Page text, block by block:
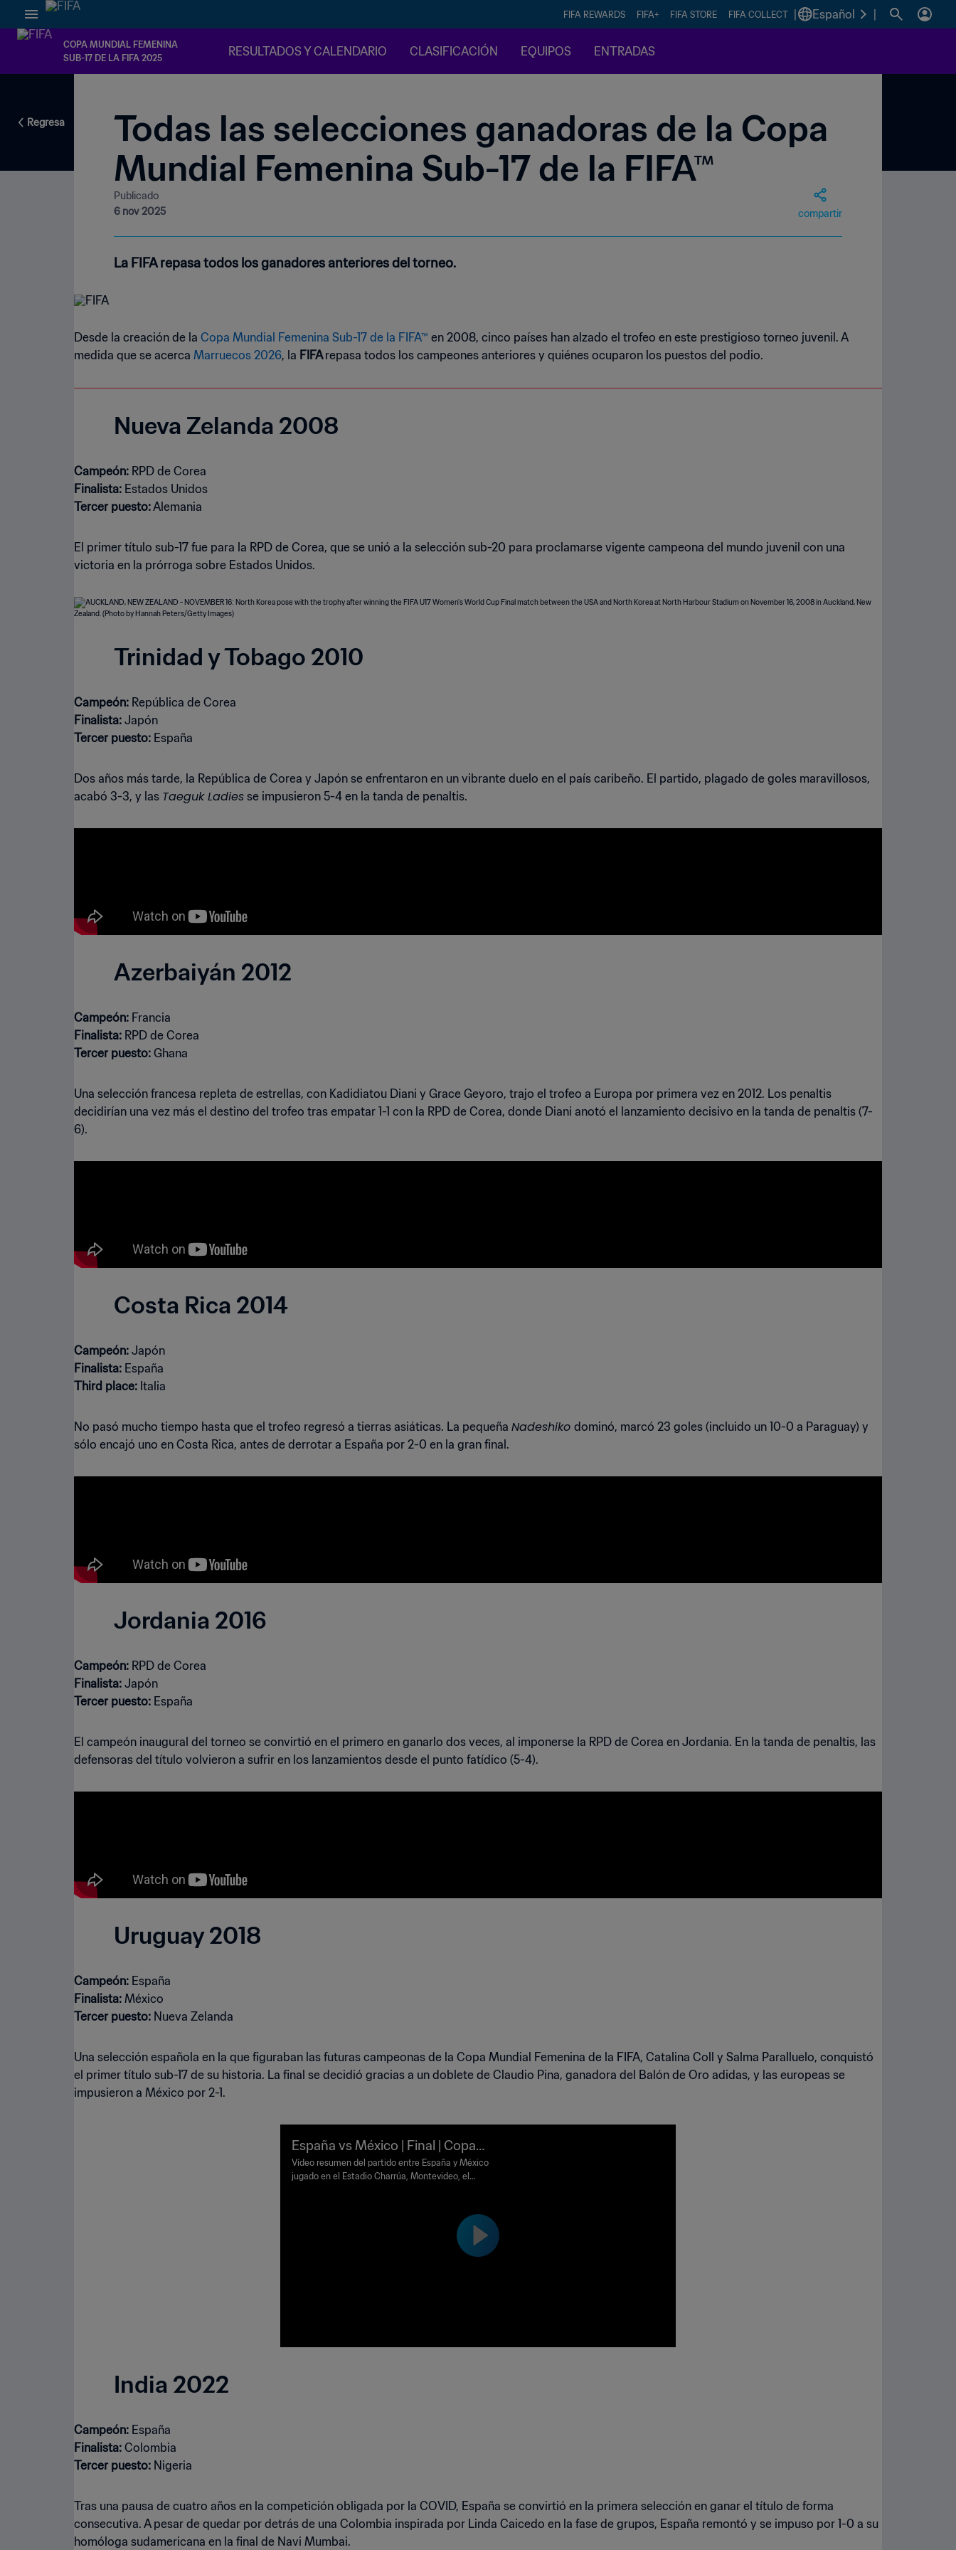
FIFA REWARDS FIFA+ FIFA STORE FIFA COLLECT Español
COPA MUNDIAL FEMENINA
SUB-17 DE LA FIFA 2025
RESULTADOS Y CALENDARIO CLASIFICACIÓN EQUIPOS ENTRADAS
Regresa
Todas las selecciones ganadoras de la Copa
Mundial Femenina Sub-17 de la FIFA™
Publicado
6 nov 2025
compartir
La FIFA repasa todos los ganadores anteriores del torneo.
Desde la creación de la Copa Mundial Femenina Sub-17 de la FIFA™ en 2008, cinco países han alzado el trofeo en este prestigioso torneo juvenil. A
medida que se acerca Marruecos 2026, la FIFArepasa todos los campeones anteriores y quiénes ocuparon los puestos del podio.
Nueva Zelanda 2008
Campeón:
Finalista:
Tercer puesto:Alemania
El primer título sub-17 fue para la RPD de Corea, que se unió a la selección sub-20 para proclamarse vigente campeona del mundo juvenil con una
victoria en la prórroga sobre Estados Unidos.
Trinidad y Tobago 2010
Campeón:
Finalista:
Tercer puesto: España
Dos años más tarde, la República de Corea y Japón se enfrentaron en un vibrante duelo en el país caribeño. El partido, plagado de goles maravillosos,
acabó 3-3, y las Taeguk Ladies se impusieron 5-4 en la tanda de penaltis.
Azerbaiyán 2012
Campeón:
Finalista:
Tercer puesto: Ghana
Una selección francesa repleta de estrellas, con Kadidiatou Diani y Grace Geyoro, trajo el trofeo a Europa por primera vez en 2012. Los penaltis
decidirían una vez más el destino del trofeo tras empatar 1-1 con la RPD de Corea, donde Diani anotó el lanzamiento decisivo en la tanda de penaltis (7-
6).
Costa Rica 2014
Campeón:
Finalista:
Third place: Italia
No pasó mucho tiempo hasta que el trofeo regresó a tierras asiáticas. La pequeña Nadeshiko dominó, marcó 23 goles (incluido un 10-0 a Paraguay) y
sólo encajó uno en Costa Rica, antes de derrotar a España por 2-0 en la gran final.
Jordania 2016
Campeón:
Finalista:
Tercer puesto: España
El campeón inaugural del torneo se convirtió en el primero en ganarlo dos veces, al imponerse la RPD de Corea en Jordania. En la tanda de penaltis, las
defensoras del título volvieron a sufrir en los lanzamientos desde el punto fatídico (5-4).
Uruguay 2018
Campeón:
Finalista:
Tercer puesto: Nueva Zelanda
Una selección española en la que figuraban las futuras campeonas de la Copa Mundial Femenina de la FIFA, Catalina Coll y Salma Paralluelo, conquistó
el primer título sub-17 de su historia. La final se decidió gracias a un doblete de Claudio Pina, ganadora del Balón de Oro adidas, y las europeas se
impusieron a México por 2-1.
España vs México | Final | Copa
Mundial Femenina Sub-17 de la FI
FA Uruguay 2018™ | Highlights
Vídeo resumen del partido entre España y México
jugado en el Estadio Charrúa, Montevideo, el
India 2022
Campeón:
Finalista:
Tercer puesto: Nigeria
Tras una pausa de cuatro años en la competición obligada por la COVID, España se convirtió en la primera selección en ganar el título de forma
consecutiva. A pesar de quedar por detrás de una Colombia inspirada por Linda Caicedo en la fase de grupos, España remontó y se impuso por 1-0 a su
homóloga sudamericana en la final de Navi Mumbai.